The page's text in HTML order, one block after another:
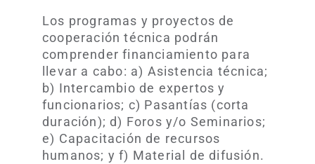
Los programas y proyectos de
cooperación técnica podrán
comprender financiamiento para
llevar a cabo: a) Asistencia técnica;
b) Intercambio de expertos y
funcionarios; c) Pasantías (corta
duración); d) Foros y/o Seminarios;
e) Capacitación de recursos
humanos; y f) Material de difusión.